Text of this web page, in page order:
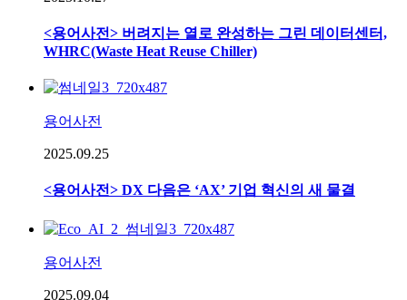
<용어사전> 버려지는 열로 완성하는 그린 데이터센터,
WHRC(Waste Heat Reuse Chiller)
용어사전
2025.09.25
<용어사전> DX 다음은 ‘AX’ 기업 혁신의 새 물결
용어사전
2025.09.04